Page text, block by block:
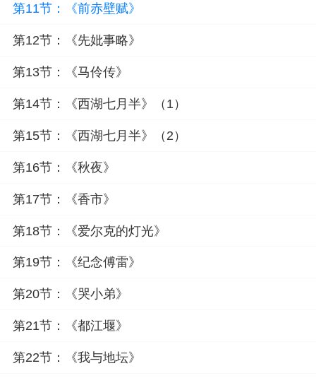
第11节：《前赤壁赋》
第12节：《先妣事略》
第13节：《马伶传》
第14节：《西湖七月半》（1）
第15节：《西湖七月半》（2）
第16节：《秋夜》
第17节：《香市》
第18节：《爱尔克的灯光》
第19节：《纪念傅雷》
第20节：《哭小弟》
第21节：《都江堰》
第22节：《我与地坛》